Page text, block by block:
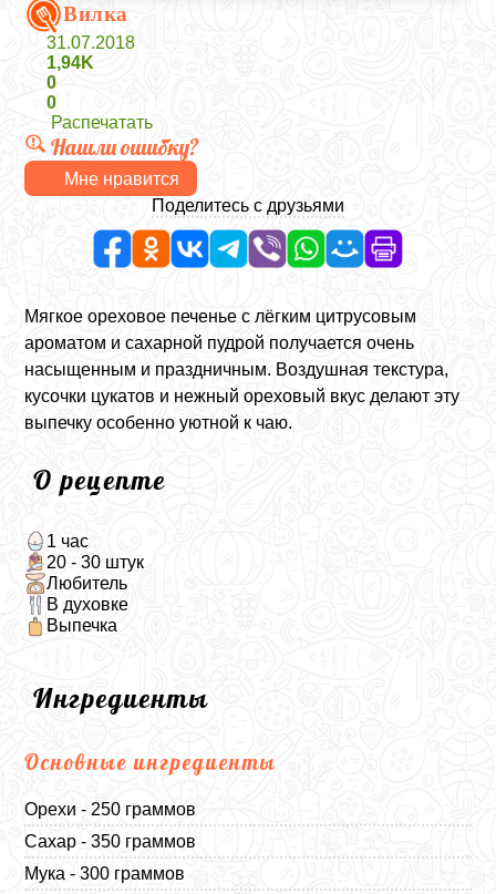
Вилка
31.07.2018
1,94K
0
0
Распечатать
Нашли ошибку?
Мне нравится
Поделитесь с друзьями
Мягкое ореховое печенье с лёгким цитрусовым
ароматом и сахарной пудрой получается очень
насыщенным и праздничным. Воздушная текстура,
кусочки цукатов и нежный ореховый вкус делают эту
выпечку особенно уютной к чаю.
О рецепте
1 час
20 - 30 штук
Любитель
В духовке
Выпечка
Ингредиенты
Основные ингредиенты
Орехи - 250 граммов
Сахар - 350 граммов
Мука - 300 граммов